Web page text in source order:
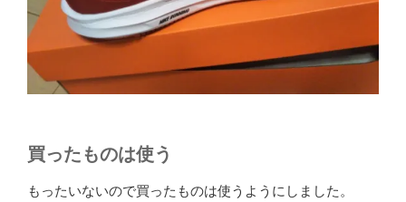
買ったものは使う
もったいないので買ったものは使うようにしました。